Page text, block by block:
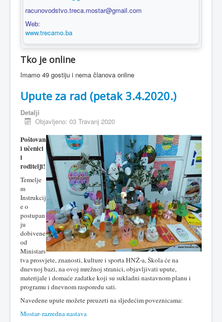
racunovodstvo.treca.mostar@gmail.com
Web:
www.trecamo.ba
Tko je online
Imamo 49 gostiju i nema članova online
Upute za rad (petak 3.4.2020.)
Detalji
Objavljeno: 03 Travanj 2020
Poštovan
i učenici
i
roditelji!
Temelje
m
Instrukcij
e o
postupan
ju
dobivene
od
Ministars
tva prosvjete, znanosti, kulture i sporta HNŽ-a, Škola će na
dnevnoj bazi, na ovoj mrežnoj stranici, objavljivati upute,
materijale i domaće zadatke koji su sukladni nastavnom planu i
programu i dnevnom rasporedu sati.
Navedene upute možete preuzeti na sljedećim poveznicama:
Mostar- razredna nastava